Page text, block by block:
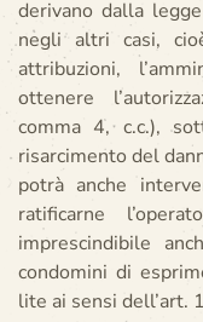
derivano dalla
negli altri casi,
attribuzioni,
ottenere
comma 4, c.c.),
risarcimento del
potrà anche
ratificarne
imprescindibile
condomini di
lite ai sensi dell’art.